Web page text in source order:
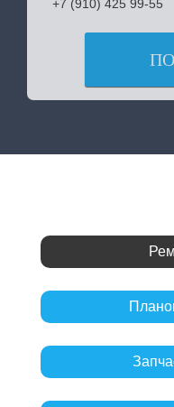
+7 (910) 425 99-55